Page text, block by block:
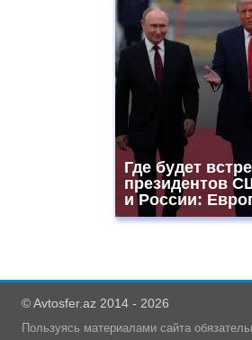
Где будет
президентов
и России:
© Avtosfer.az 2014 - 2026
Пользуясь материалами сайта